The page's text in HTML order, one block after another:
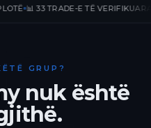
📊 33 TRADE-E TË VERIFIKUARA 📈
GRUP?
nuk është